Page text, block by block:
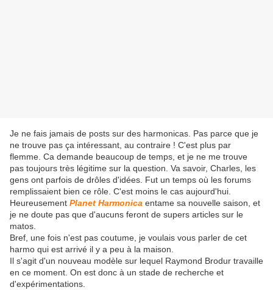
Je ne fais jamais de posts sur des harmonicas. Pas parce que je
ne trouve pas ça intéressant, au contraire ! C'est plus par
flemme. Ca demande beaucoup de temps, et je ne me trouve
pas toujours très légitime sur la question. Va savoir, Charles, les
gens ont parfois de drôles d'idées. Fut un temps où les forums
remplissaient bien ce rôle. C'est moins le cas aujourd'hui.
Heureusement Planet Harmonica entame sa nouvelle saison, et
je ne doute pas que d'aucuns feront de supers articles sur le
matos.
Bref, une fois n'est pas coutume, je voulais vous parler de cet
harmo qui est arrivé il y a peu à la maison.
Il s'agit d'un nouveau modèle sur lequel Raymond Brodur travaille
en ce moment. On est donc à un stade de recherche et
d'expérimentations.